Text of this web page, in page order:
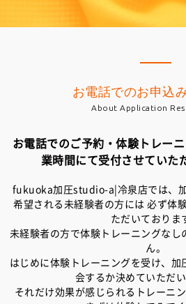
お電話でのお申込
About Application
お電話でのご予約・体験トレー
業時間にて受付させていた
fukuoka加圧studio-a|冷泉店では、
希望される未経験者の方には 必ず体
ただいておりま
未経験者の方で体験トレーニングなし
ん。
はじめに体験トレーニングを受け、加
会するか決めていただい
それだけ効果が感じられるトレーニ